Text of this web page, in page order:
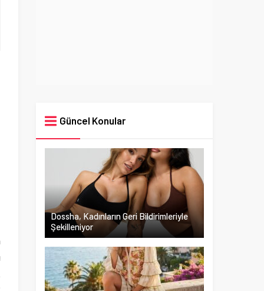
Güncel Konular
Dossha, Kadınların Geri Bildirimleriyle
Şekilleniyor